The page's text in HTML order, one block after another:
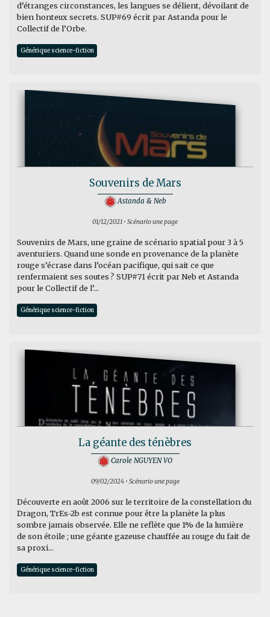
d’étranges circonstances, les langues se délient, dévoilant de
bien honteux secrets. SUP#69 écrit par Astanda pour le
Collectif de l’Orbe.
Générique science-fiction
Souvenirs de Mars
Astanda & Neb
01/12/2021 • Scénario une page
Souvenirs de Mars, une graine de scénario spatial pour 3 à 5
aventuriers. Quand une sonde en provenance de la planète
rouge s’écrase dans l’océan pacifique, qui sait ce que
renfermaient ses soutes ? SUP#71 écrit par Neb et Astanda
pour le Collectif de l’...
Générique science-fiction
La géante des ténèbres
Carole NGUYEN VO
09/02/2024 • Scénario une page
Découverte en août 2006 sur le territoire de la constellation du
Dragon, TrEs-2b est connue pour être la planète la plus
sombre jamais observée. Elle ne reflète que 1% de la lumière
de son étoile ; une géante gazeuse chauffée au rouge du fait de
sa proxi...
Générique science-fiction